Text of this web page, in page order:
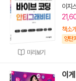
미리보기
이지
책소
양탄
이